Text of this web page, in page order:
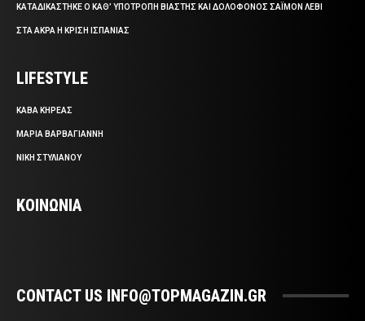
ΚΑΤΑΔΙΚΑΣΤΗΚΕ Ο ΚΑΘ’ ΥΠΟΤΡΟΠΗ ΒΙΑΣΤΗΣ ΚΑΙ ΔΟΛΟΦΟΝΟΣ ΣΑΪΜΟΝ ΛΕΒΙ
ΣΤΑ ΑΚΡΑ Η ΚΡΙΣΗ ΙΣΠΑΝΙΑΣ
LIFESTYLE
ΚΑΒΑ ΚΗΡΕΑΣ
ΜΑΡΙΑ ΒΑΡΒΑΓΙΑΝΝΗ
ΝΙΚΗ ΣΤΥΛΙΑΝΟΥ
ΚΟΙΝΩΝΙΑ
CONTACT US INFO@TOPMAGAZIN.GR